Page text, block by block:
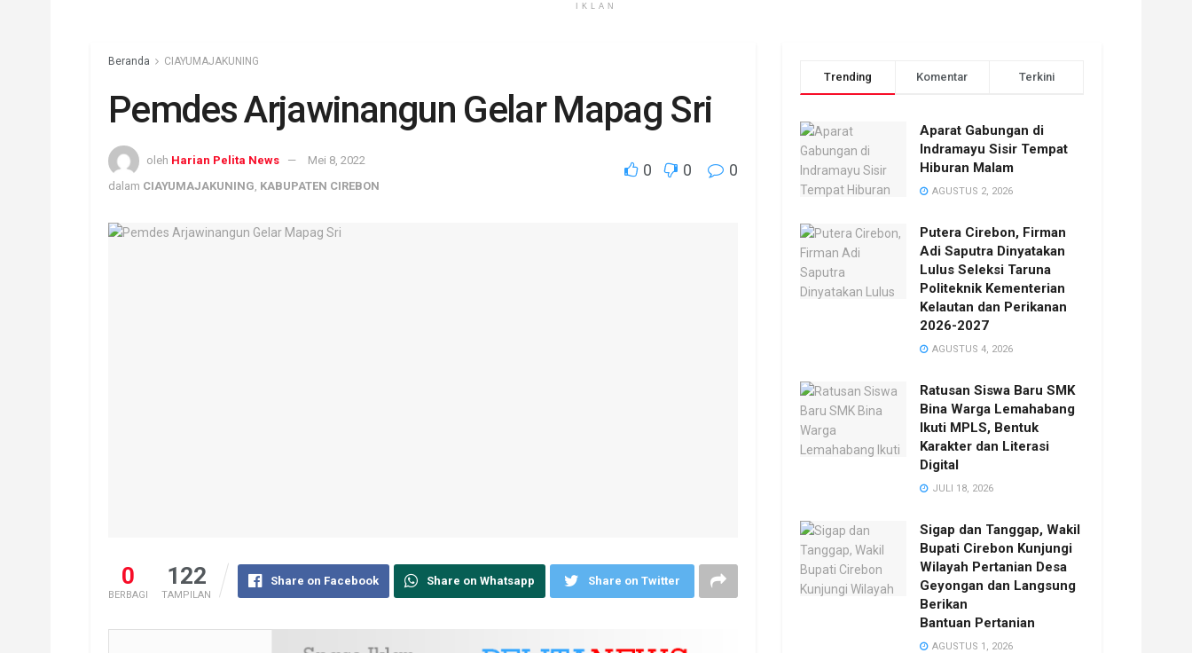
IKLAN
Beranda CIAYUMAJAKUNING
Pemdes Arjawinangun Gelar Mapag Sri
oleh Harian Pelita News
Mei 8, 2022
dalam CIAYUMAJAKUNING, KABUPATEN CIREBON
0 0 0
0
BERBAGI
122
TAMPILAN
Share on Facebook Share on Whatsapp Share on Twitter
Trending Komentar Terkini
Aparat Gabungan di
Indramayu Sisir Tempat
Hiburan Malam
AGUSTUS 2, 2026
Putera Cirebon, Firman
Adi Saputra Dinyatakan
Lulus Seleksi Taruna
Politeknik Kementerian
Kelautan dan Perikanan
2026-2027
AGUSTUS 4, 2026
Ratusan Siswa Baru SMK
Bina Warga Lemahabang
Ikuti MPLS, Bentuk
Karakter dan Literasi
Digital
JULI 18, 2026
Sigap dan Tanggap, Wakil
Bupati Cirebon Kunjungi
Wilayah Pertanian Desa
Geyongan dan Langsung
Berikan
Bantuan Pertanian
AGUSTUS 1, 2026